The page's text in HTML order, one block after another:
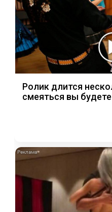
Ролик длится
смеяться вы